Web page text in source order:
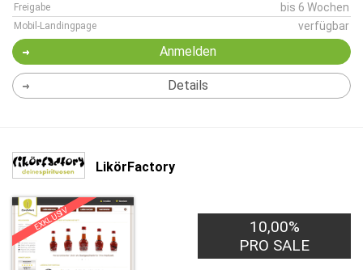
Freigabe bis 6 Wochen
Mobil-Landingpage verfügbar
Anmelden
Details
LikörFactory
EXKLUSIV
10,00%
PRO SALE